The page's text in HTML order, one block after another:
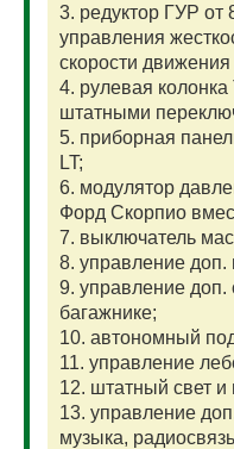
3. редуктор ГУР от
управления
скорости движения
4. рулевая
штатными
5. приборная
LT;
6. модулятор
Форд Скорпио
7. выключатель
8. управление доп.
9. управление доп.
багажнике;
10. автономный
11. управление
12. штатный свет и
13. управление
музыка,